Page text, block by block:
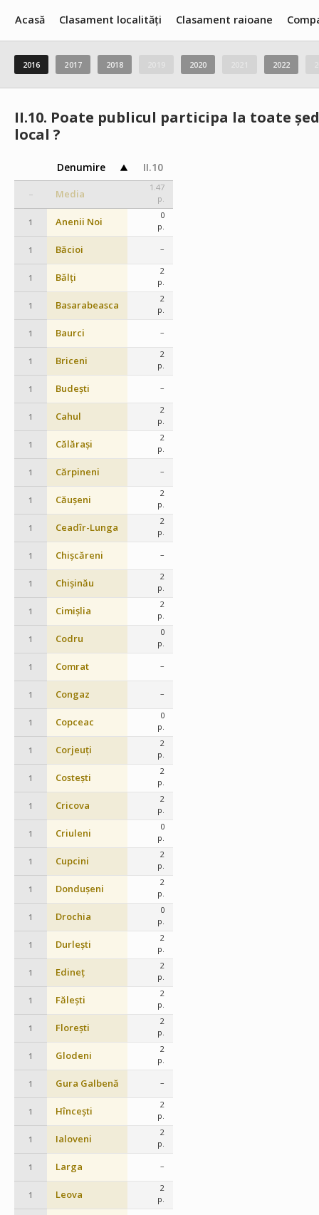
Acasă Clasament localități Clasament raioane
2016 2017 2018 2020 2022
II.10. Poate publicul participa la toate
local ?
Denumire II.10
– Media
1.47
p.
1 Anenii Noi
0
p.
1 Băcioi –
1 Bălți
2
p.
1 Basarabeasca
2
p.
1 Baurci –
1 Briceni
2
p.
1 Budești –
1 Cahul
2
p.
1 Călărași
2
p.
1 Cărpineni –
1 Căușeni
2
p.
1 Ceadîr-Lunga
2
p.
1 Chișcăreni –
1 Chișinău
2
p.
1 Cimișlia
2
p.
1 Codru
0
p.
1 Comrat –
1 Congaz –
1 Copceac
0
p.
1 Corjeuți
2
p.
1 Costești
2
p.
1 Cricova
2
p.
1 Criuleni
0
p.
1 Cupcini
2
p.
1 Dondușeni
2
p.
1 Drochia
0
p.
1 Durlești
2
p.
1 Edineț
2
p.
1 Fălești
2
p.
1 Florești
2
p.
1 Glodeni
2
p.
1 Gura Galbenă –
1 Hîncești
2
p.
1 Ialoveni
2
p.
1 Larga –
1 Leova
2
p.